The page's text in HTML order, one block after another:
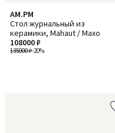
AM.PM
Стол журнальный из
керамики, Mahaut / Махо
135000 ₽-20%
108000 ₽